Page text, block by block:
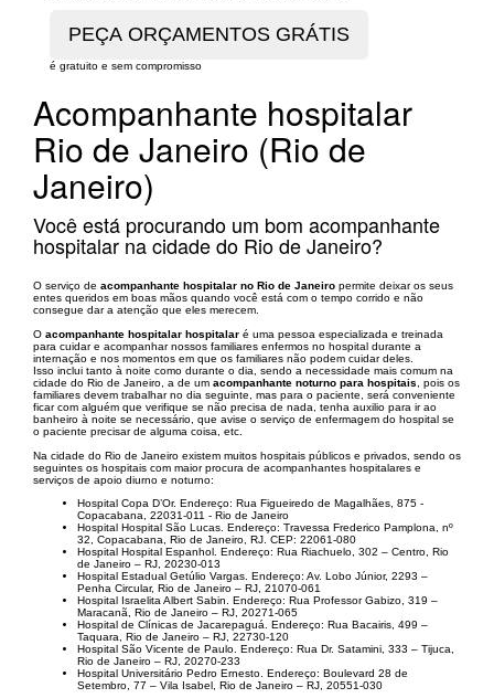
é gratuito e sem compromisso
Acompanhante hospitalar
Rio de Janeiro (Rio de
Janeiro)
Você está procurando um bom acompanhante
hospitalar na cidade do Rio de Janeiro?
O serviço de acompanhante hospitalar no Rio de Janeiro permite deixar os seus
entes queridos em boas mãos quando você está com o tempo corrido e não
consegue dar a atenção que eles merecem.
O acompanhante hospitalar hospitalar é uma pessoa especializada e treinada
para cuidar e acompanhar nossos familiares enfermos no hospital durante a
internação e nos momentos em que os familiares não podem cuidar deles.
Isso inclui tanto à noite como durante o dia, sendo a necessidade mais comum na
cidade do Rio de Janeiro, a de um acompanhante noturno para hospitais , pois os
familiares devem trabalhar no dia seguinte, mas para o paciente, será conveniente
ficar com alguém que verifique se não precisa de nada, tenha auxilio para ir ao
banheiro à noite se necessário, que avise o serviço de enfermagem do hospital se
o paciente precisar de alguma coisa, etc.
Na cidade do Rio de Janeiro existem muitos hospitais públicos e privados, sendo os
seguintes os hospitais com maior procura de acompanhantes hospitalares e
serviços de apoio diurno e noturno:
Hospital Copa D’Or. Endereço: Rua Figueiredo de Magalhães, 875 -
Copacabana, 22031-011 - Rio de Janeiro
Hospital Hospital São Lucas. Endereço: Travessa Frederico Pamplona, nº
32, Copacabana, Rio de Janeiro, RJ. CEP: 22061-080
Hospital Hospital Espanhol. Endereço: Rua Riachuelo, 302 – Centro, Rio
de Janeiro – RJ, 20230-013
Hospital Estadual Getúlio Vargas. Endereço: Av. Lobo Júnior, 2293 –
Penha Circular, Rio de Janeiro – RJ, 21070-061
Hospital Israelita Albert Sabin. Endereço: Rua Professor Gabizo, 319 –
Maracanã, Rio de Janeiro – RJ, 20271-065
Hospital de Clínicas de Jacarepaguá. Endereço: Rua Bacairis, 499 –
Taquara, Rio de Janeiro – RJ, 22730-120
Hospital São Vicente de Paulo. Endereço: Rua Dr. Satamini, 333 – Tijuca,
Rio de Janeiro – RJ, 20270-233
Hospital Universitário Pedro Ernesto. Endereço: Boulevard 28 de
Setembro, 77 – Vila Isabel, Rio de Janeiro – RJ, 20551-030